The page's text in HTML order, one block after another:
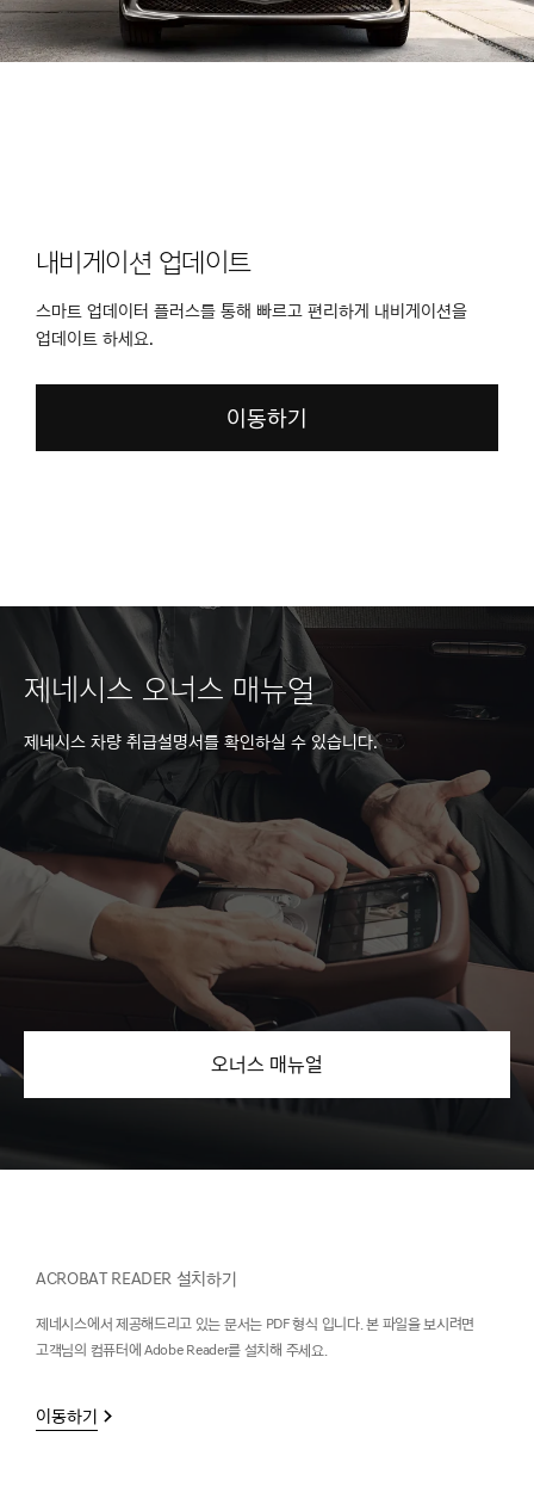
내비게이션 업데이트
스마트 업데이터 플러스를 통해 빠르고 편리하게 내비게이션을
업데이트 하세요.
이동하기
제네시스 오너스 매뉴얼
제네시스 차량 취급설명서를 확인하실 수 있습니다.
오너스 매뉴얼
ACROBAT READER 설치하기
제네시스에서 제공해드리고 있는 문서는 PDF 형식 입니다. 본 파일을 보시려면
고객님의 컴퓨터에 Adobe Reader를 설치해 주세요.
이동하기